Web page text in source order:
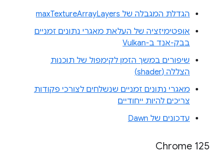
הגדלת המגבלה של maxTextureArrayLayers
אופטימיזציה של העלאת מאגרי נתונים זמניים
בבק-אנד ב-Vulkan
שיפורים במשך הזמן לקימפול של תוכנות
הצללה (shader)
מאגרי נתונים זמניים שנשלחים לצורכי פקודות
צריכים להיות ייחודיים
עדכונים של Dawn
‫Chrome 125